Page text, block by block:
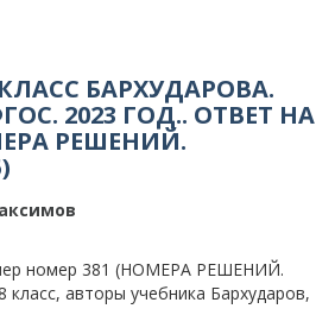
БАРХУДАРОВА.
2023 ГОД.. ОТВЕТ НА
РЕШЕНИЙ.
номер 381 (НОМЕРА РЕШЕНИЙ.
авторы учебника Бархударов,